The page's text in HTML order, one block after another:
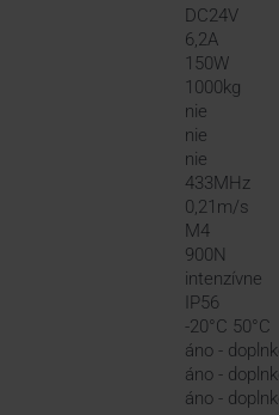
DC24V
6,2A
150W
1000kg
nie
nie
nie
433MHz
0,21m/s
M4
900N
intenzívne
IP56
-20°C 50°C
áno -
áno -
áno -